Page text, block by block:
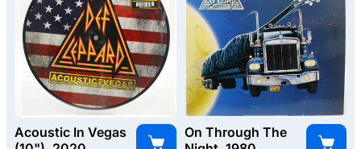
Acoustic In Vegas
On Through The